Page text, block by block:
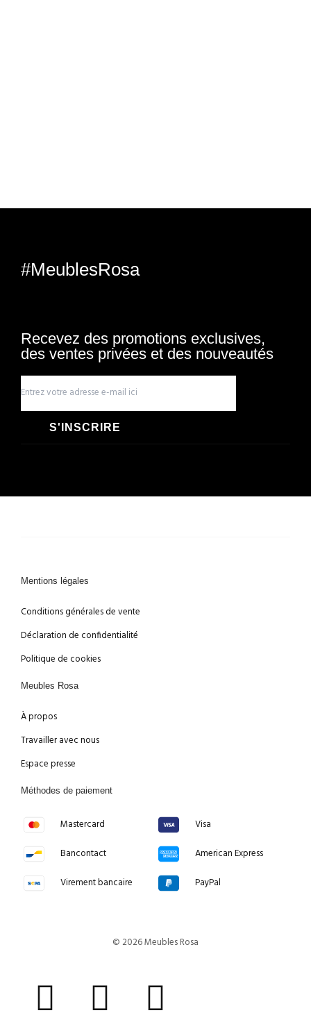
#MeublesRosa
Recevez des promotions exclusives,
des ventes privées et des nouveautés
S'INSCRIRE
Mentions légales
Conditions générales de vente
Déclaration de confidentialité
Politique de cookies
Meubles Rosa
À propos
Travailler avec nous
Espace presse
Méthodes de paiement
Mastercard
Bancontact
Virement bancaire
Visa
American Express
PayPal
© 2026 Meubles Rosa